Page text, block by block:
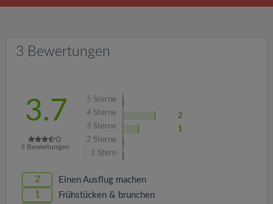
3 Bewertungen
3.7
3 Bewertungen
5 Sterne
4 Sterne
2
3 Sterne
1
2 Sterne
1 Stern
2 Einen Ausflug machen
1 Frühstücken & brunchen